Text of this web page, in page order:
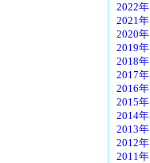
2022年
2021年
2020年
2019年
2018年
2017年
2016年
2015年
2014年
2013年
2012年
2011年